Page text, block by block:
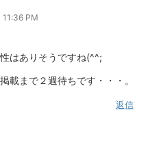
11:36 PM
はありそうですね(^^;
載まで２週待ちです・・・。
返信